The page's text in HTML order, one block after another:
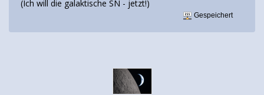
(Ich will die galaktische SN - jetzt!)
Gespeichert